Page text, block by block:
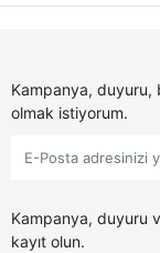
Kampanya, duyuru,
olmak istiyorum.
Kampanya, duyuru
kayıt olun.